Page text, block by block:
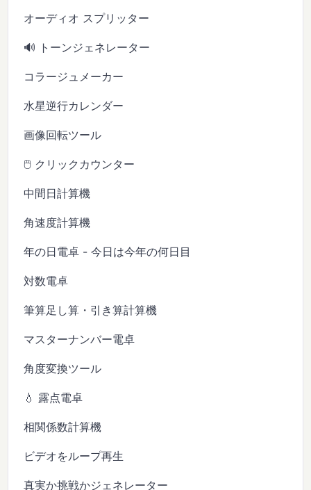
オーディオ スプリッター
🔊 トーンジェネレーター
コラージュメーカー
水星逆行カレンダー
画像回転ツール
🖱️ クリックカウンター
中間日計算機
角速度計算機
年の日電卓 - 今日は今年の何日目
対数電卓
筆算足し算・引き算計算機
マスターナンバー電卓
角度変換ツール
💧 露点電卓
相関係数計算機
ビデオをループ再生
真実か挑戦かジェネレーター